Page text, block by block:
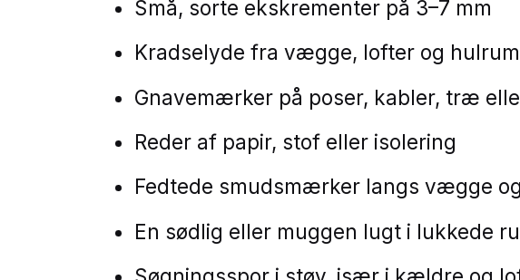
Små, sorte ekskrementer på 3–7 mm
Kradselyde fra vægge, lofter og hulrum
Gnavemærker på poser, kabler, træ
Reder af papir, stof eller isolering
Fedtede smudsmærker langs vægge
En sødlig eller muggen lugt i lukkede